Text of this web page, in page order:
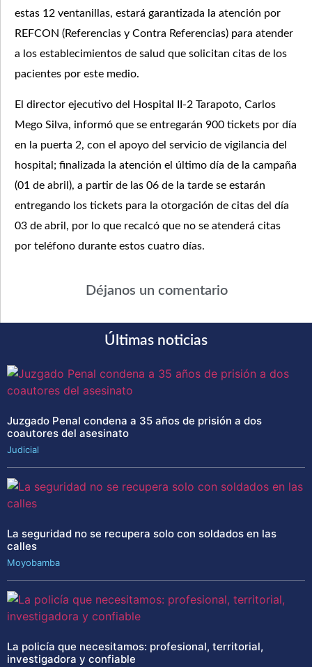
estas 12 ventanillas, estará garantizada la atención por
REFCON (Referencias y Contra Referencias) para atender
a los establecimientos de salud que solicitan citas de los
pacientes por este medio.
El director ejecutivo del Hospital II-2 Tarapoto, Carlos
Mego Silva, informó que se entregarán 900 tickets por día
en la puerta 2, con el apoyo del servicio de vigilancia del
hospital; finalizada la atención el último día de la campaña
(01 de abril), a partir de las 06 de la tarde se estarán
entregando los tickets para la otorgación de citas del día
03 de abril, por lo que recalcó que no se atenderá citas
por teléfono durante estos cuatro días.
Déjanos un comentario
Últimas noticias
Juzgado Penal condena a 35 años de prisión a dos
coautores del asesinato
Judicial
La seguridad no se recupera solo con soldados en las
calles
Moyobamba
La policía que necesitamos: profesional, territorial,
investigadora y confiable